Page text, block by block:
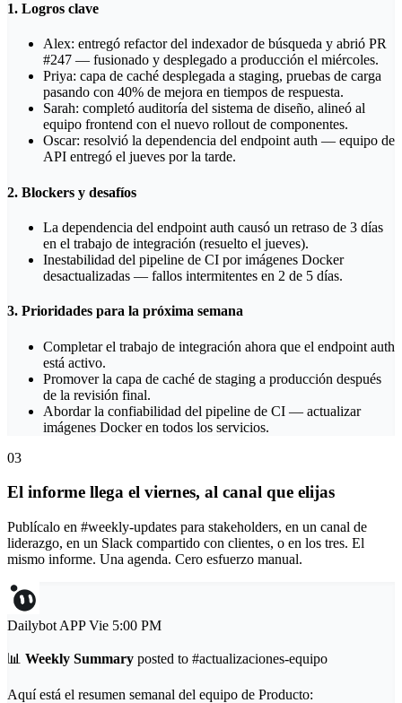
1. Logros clave
Alex: entregó refactor del indexador de búsqueda y abrió PR
#247 — fusionado y desplegado a producción el miércoles.
Priya: capa de caché desplegada a staging, pruebas de carga
pasando con 40% de mejora en tiempos de respuesta.
Sarah: completó auditoría del sistema de diseño, alineó al
equipo frontend con el nuevo rollout de componentes.
Oscar: resolvió la dependencia del endpoint auth — equipo de
API entregó el jueves por la tarde.
2. Blockers y desafíos
La dependencia del endpoint auth causó un retraso de 3 días
en el trabajo de integración (resuelto el jueves).
Inestabilidad del pipeline de CI por imágenes Docker
desactualizadas — fallos intermitentes en 2 de 5 días.
3. Prioridades para la próxima semana
Completar el trabajo de integración ahora que el endpoint auth
está activo.
Promover la capa de caché de staging a producción después
de la revisión final.
Abordar la confiabilidad del pipeline de CI — actualizar
imágenes Docker en todos los servicios.
03
El informe llega el viernes, al canal que elijas
Publícalo en #weekly-updates para stakeholders, en un canal de
liderazgo, en un Slack compartido con clientes, o en los tres. El
mismo informe. Una agenda. Cero esfuerzo manual.
Dailybot APP Vie 5:00 PM
📊 Weekly Summary posted to #actualizaciones-equipo
Aquí está el resumen semanal del equipo de Producto: